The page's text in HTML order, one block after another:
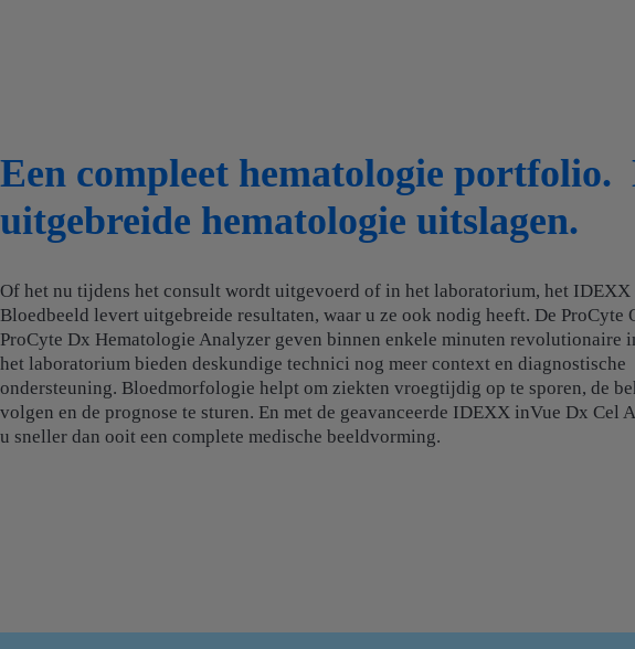
Een compleet hematologie portfolio.
uitgebreide hematologie uitslagen.
Of het nu tijdens het consult wordt uitgevoerd of in het laboratorium, het IDEXX
Bloedbeeld levert uitgebreide resultaten, waar u ze ook nodig heeft. De ProCyte
ProCyte Dx Hematologie Analyzer geven binnen enkele minuten revolutionaire
het laboratorium bieden deskundige technici nog meer context en diagnostische
ondersteuning. Bloedmorfologie helpt om ziekten vroegtijdig op te sporen, de
volgen en de prognose te sturen. En met de geavanceerde IDEXX inVue Dx Cel
u sneller dan ooit een complete medische beeldvorming.